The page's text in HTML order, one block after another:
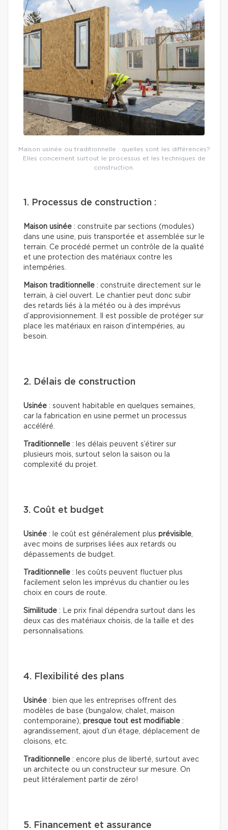
Maison usinée ou traditionnelle : quelles sont les différences?
Elles concernent surtout le processus et les techniques de
construction.
1. Processus de construction :
Maison usinée : construite par sections (modules)
dans une usine, puis transportée et assemblée sur le
terrain. Ce procédé permet un contrôle de la qualité
et une protection des matériaux contre les
intempéries.
Maison traditionnelle : construite directement sur le
terrain, à ciel ouvert. Le chantier peut donc subir
des retards liés à la météo ou à des imprévus
d’approvisionnement. Il est possible de protéger sur
place les matériaux en raison d’intempéries, au
besoin.
2. Délais de construction
Usinée : souvent habitable en quelques semaines,
car la fabrication en usine permet un processus
accéléré.
Traditionnelle : les délais peuvent s’étirer sur
plusieurs mois, surtout selon la saison ou la
complexité du projet.
3. Coût et budget
Usinée : le coût est généralement plus prévisible,
avec moins de surprises liées aux retards ou
dépassements de budget.
Traditionnelle : les coûts peuvent fluctuer plus
facilement selon les imprévus du chantier ou les
choix en cours de route.
Similitude : Le prix final dépendra surtout dans les
deux cas des matériaux choisis, de la taille et des
personnalisations.
4. Flexibilité des plans
Usinée : bien que les entreprises offrent des
modèles de base (bungalow, chalet, maison
contemporaine), presque tout est modifiable :
agrandissement, ajout d’un étage, déplacement de
cloisons, etc.
Traditionnelle : encore plus de liberté, surtout avec
un architecte ou un constructeur sur mesure. On
peut littéralement partir de zéro!
5. Financement et assurance